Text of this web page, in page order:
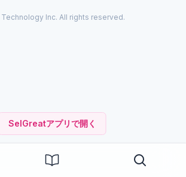
SelGreatアプリで開く
Inc. All rights reserved.